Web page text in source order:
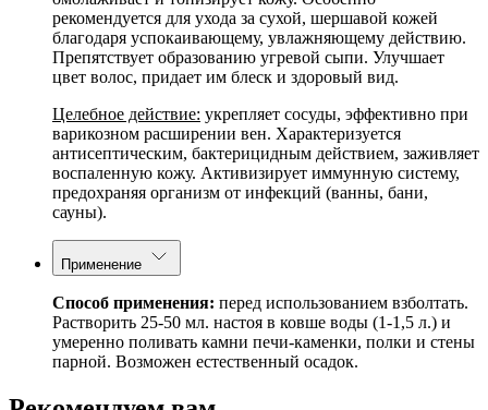
рекомендуется для ухода за сухой, шершавой кожей
благодаря успокаивающему, увлажняющему действию.
Препятствует образованию угревой сыпи. Улучшает
цвет волос, придает им блеск и здоровый вид.
Целебное действие: укрепляет сосуды, эффективно при
варикозном расширении вен. Характеризуется
антисептическим, бактерицидным действием, заживляет
воспаленную кожу. Активизирует иммунную систему,
предохраняя организм от инфекций (ванны, бани,
сауны).
Применение
Способ применения: перед использованием взболтать.
Растворить 25-50 мл. настоя в ковше воды (1-1,5 л.) и
умеренно поливать камни печи-каменки, полки и стены
парной. Возможен естественный осадок.